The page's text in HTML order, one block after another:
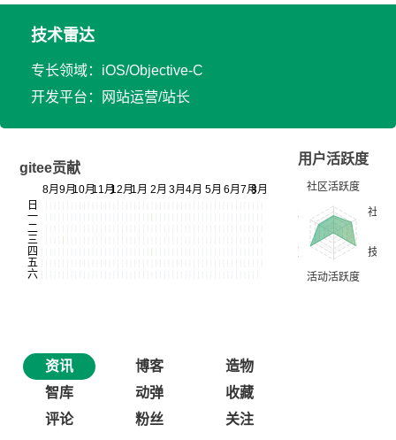
技术雷达
专长领域：iOS/Objective-C
开发平台：网站运营/站长
gitee贡献
用户活跃度
资讯 博客
造物
智库
动弹
收藏
评论
粉丝 关注